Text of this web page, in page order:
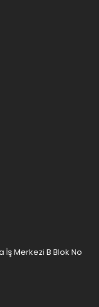
İş Merkezi B Blok No